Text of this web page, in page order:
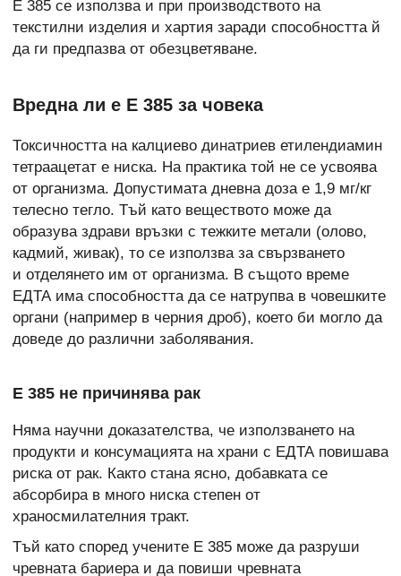
Е 385 се използва и при производството на
текстилни изделия и хартия заради способността й
да ги предпазва от обезцветяване.
Вредна ли е Е 385 за човека
Токсичността на калциево динатриев етилендиамин
тетраацетат е ниска. На практика той не се усвоява
от организма. Допустимата дневна доза е 1,9 мг/кг
телесно тегло. Тъй като веществото може да
образува здрави връзки с тежките метали (олово,
кадмий, живак), то се използва за свързването
и отделянето им от организма. В същото време
ЕДТА има способността да се натрупва в човешките
органи (например в черния дроб), което би могло да
доведе до различни заболявания.
Е 385 не причинява рак
Няма научни доказателства, че използването на
продукти и консумацията на храни с ЕДТА повишава
риска от рак. Както стана ясно, добавката се
абсорбира в много ниска степен от
храносмилателния тракт.
Тъй като според учените Е 385 може да разруши
чревната бариера и да повиши чревната